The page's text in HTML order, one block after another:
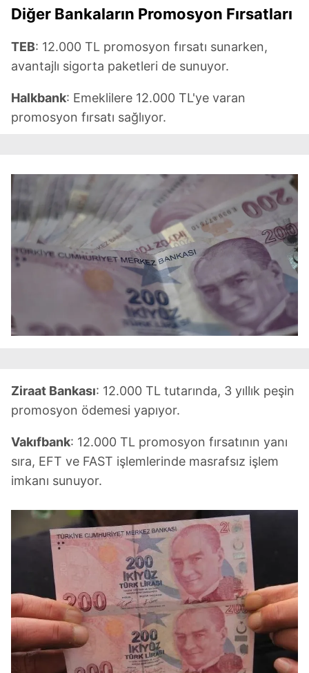
Diğer Bankaların Promosyon Fırsatları
TEB: 12.000 TL promosyon fırsatı sunarken,
avantajlı sigorta paketleri de sunuyor.
Halkbank: Emeklilere 12.000 TL'ye varan
promosyon fırsatı sağlıyor.
Ziraat Bankası: 12.000 TL tutarında, 3 yıllık peşin
promosyon ödemesi yapıyor.
Vakıfbank: 12.000 TL promosyon fırsatının yanı
sıra, EFT ve FAST işlemlerinde masrafsız işlem
imkanı sunuyor.